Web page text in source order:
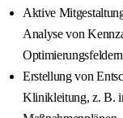
Aktive
Analyse von
Erstellung von
Klinikleitung, z. B.